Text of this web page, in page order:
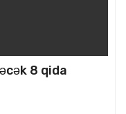
8 qida